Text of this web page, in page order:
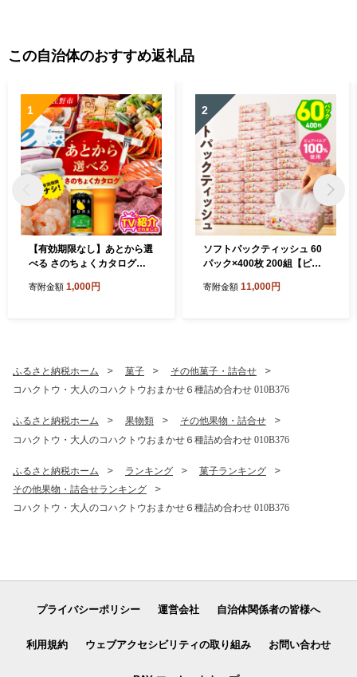
この自治体のおすすめ返礼品
1
【有効期限なし】あとから選
べる さのちょくカタログ
佐野市 ふるさとギフト 4000
寄附金額 1,000円
2
ソフトパックティッシュ 60
パック×400枚 200組【ピュ
急上昇 まとめ買い 日用品 常
寄附金額 11,000円
ふるさと納税ホーム 菓子
その他菓子・詰合せ
コハクトウ・大人のコハクトウおまかせ６種詰め合わせ 010B376
ふるさと納税ホーム 果物類
その他果物・詰合せ
コハクトウ・大人のコハクトウおまかせ６種詰め合わせ 010B376
ふるさと納税ホーム ランキング
菓子ランキング
その他果物・詰合せランキング
コハクトウ・大人のコハクトウおまかせ６種詰め合わせ 010B376
プライバシーポリシー 運営会社 自治体関係者の皆様へ
利用規約 ウェブアクセシビリティの取り組み お問い合わせ